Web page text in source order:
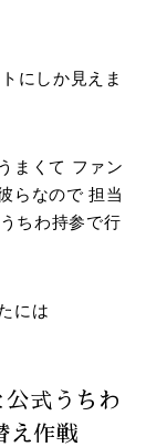
にしか見えま
まくて ファン
らなので 担当
ちわ持参で行
には
式うちわ
え作戦